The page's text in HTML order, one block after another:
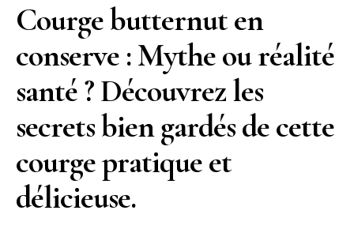
Courge butternut en
conserve : Mythe ou réalité
santé ? Découvrez les
secrets bien gardés de cette
courge pratique et
délicieuse.